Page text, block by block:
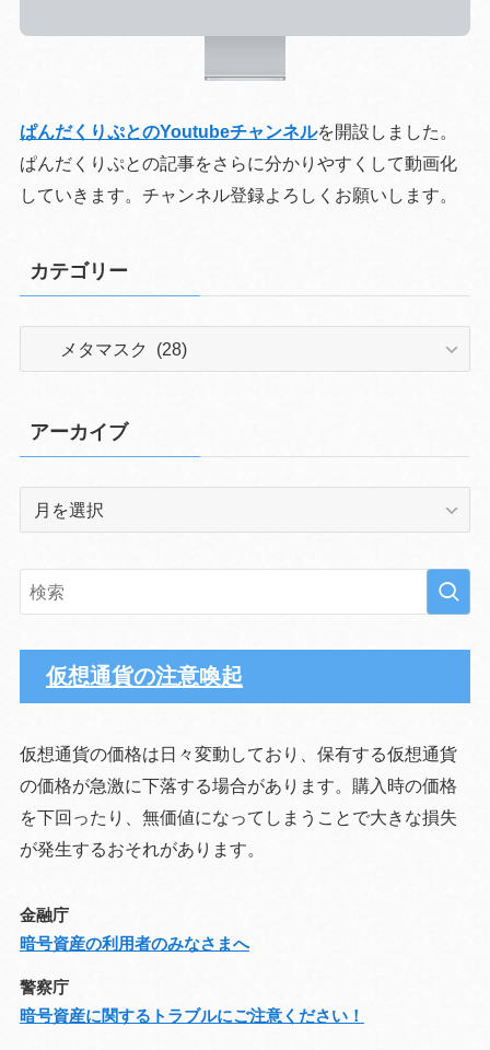
ぱんだくりぷとのYoutubeチャンネルを開設しました。
ぱんだくりぷとの記事をさらに分かりやすくして動画化
していきます。チャンネル登録よろしくお願いします。
カテゴリー
リ
ー
アーカイブ
イ
ブ
仮想通貨の注意喚起
仮想通貨の価格は日々変動しており、保有する仮想通貨
の価格が急激に下落する場合があります。購入時の価格
を下回ったり、無価値になってしまうことで大きな損失
が発生するおそれがあります。
金融庁
暗号資産の利用者のみなさまへ
警察庁
暗号資産に関するトラブルにご注意ください！